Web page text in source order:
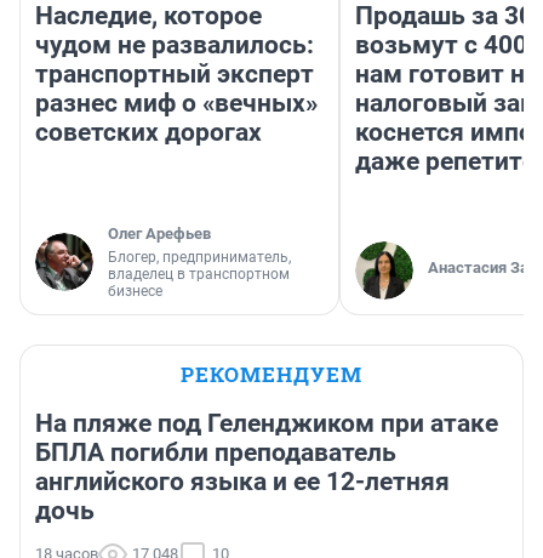
Наследие, которое
чудом не развалилось:
транспортный эксперт
разнес миф о «вечных»
советских дорогах
Олег Арефьев
Блогер, предприниматель,
владелец в транспортном
бизнесе
Продашь за
возьмут с
нам готовит
налоговый
коснется
даже
Анастасия
РЕКОМЕНДУЕМ
На пляже под Геленджиком при атаке
БПЛА погибли преподаватель
английского языка и ее 12-летняя
дочь
18 часов 17 048 10